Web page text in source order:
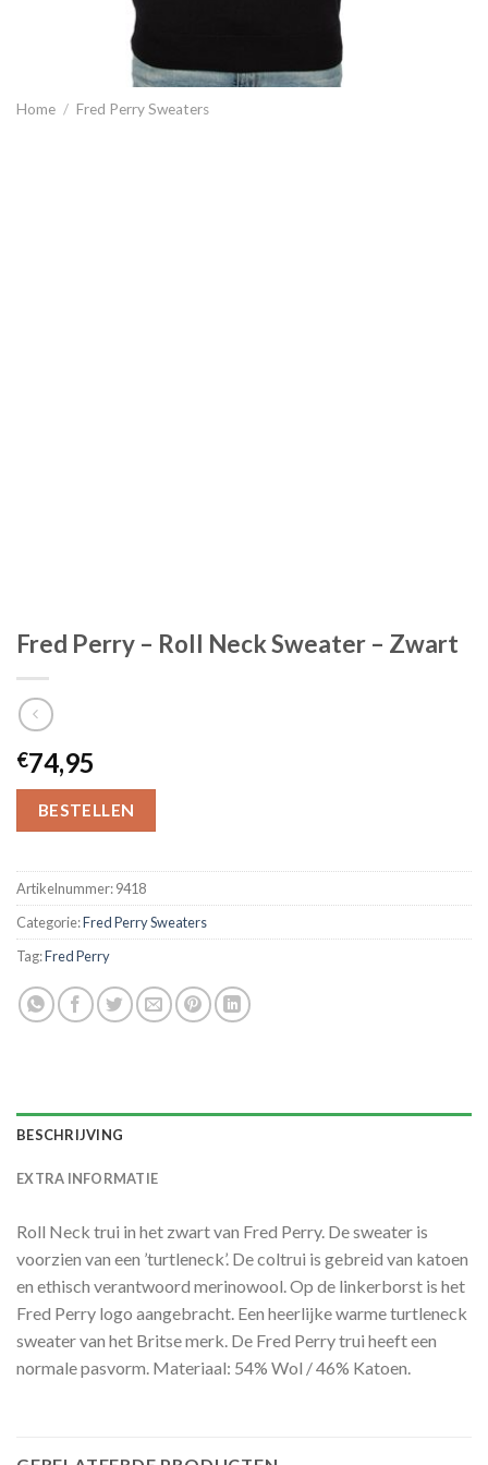
Home / Fred Perry Sweaters
Fred Perry – Roll Neck Sweater – Zwart
€74,95
BESTELLEN
Artikelnummer:9418
Categorie:Fred Perry Sweaters
Tag:Fred Perry
BESCHRIJVING
EXTRA INFORMATIE
Roll Neck trui in het zwart van Fred Perry. De sweater is
voorzien van een ’turtleneck’. De coltrui is gebreid van katoen
en ethisch verantwoord merinowool. Op de linkerborst is het
Fred Perry logo aangebracht. Een heerlijke warme turtleneck
sweater van het Britse merk. De Fred Perry trui heeft een
normale pasvorm. Materiaal: 54% Wol / 46% Katoen.